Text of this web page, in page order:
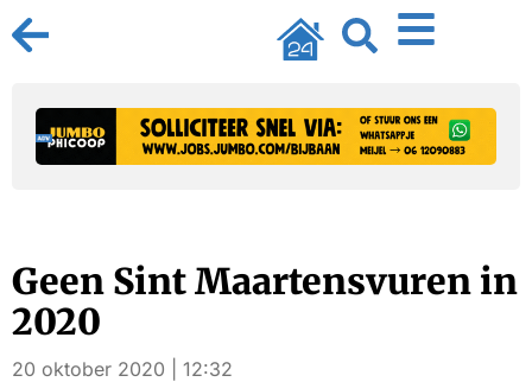
Geen Sint Maartensvuren in
2020
20 oktober 2020 | 12:32